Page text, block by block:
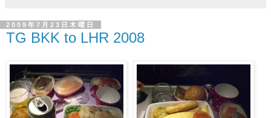
2009年7月23日木曜日
TG BKK to LHR 2008